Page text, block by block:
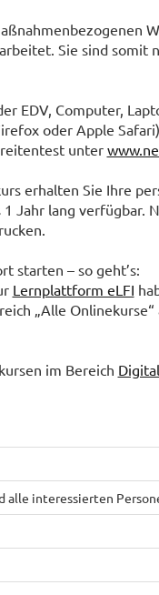
Sie sind somit
EDV, Computer,
oder Apple
unter
erhalten Sie Ihre
Jahr lang verfügbar.
starten – so geht’s:
Lernplattform eLFI
„Alle
im Bereich
alle interessierten